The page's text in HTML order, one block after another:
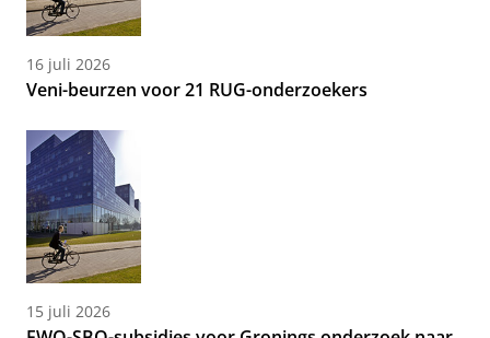
16 juli 2026
Veni-beurzen voor 21 RUG-onderzoekers
15 juli 2026